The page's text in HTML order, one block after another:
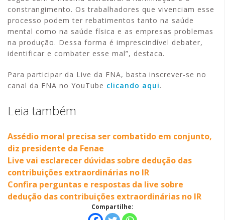
constrangimento. Os trabalhadores que vivenciam esse
processo podem ter rebatimentos tanto na saúde
mental como na saúde física e as empresas problemas
na produção. Dessa forma é imprescindível debater,
identificar e combater esse mal”, destaca.
Para participar da Live da FNA, basta inscrever-se no
canal da FNA no YouTube clicando aqui.
Leia também
Assédio moral precisa ser combatido em conjunto,
diz presidente da Fenae
Live vai esclarecer dúvidas sobre dedução das
contribuições extraordinárias no IR
Confira perguntas e respostas da live sobre
dedução das contribuições extraordinárias no IR
Compartilhe: